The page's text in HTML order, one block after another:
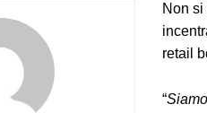
Non
retail
“